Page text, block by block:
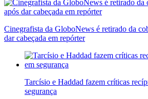
Cinegrafista da GloboNews é retirado da
dar cabeçada em repórter
Tarcísio e Haddad fazem críticas
segurança